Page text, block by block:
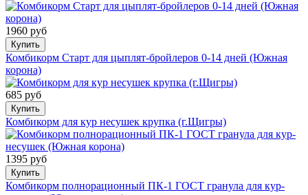
1960 руб
Купить
Комбикорм Старт для цыплят-бройлеров 0-14 дней (Южная
корона)
685 руб
Купить
Комбикорм для кур несушек крупка (г.Щигры)
1395 руб
Купить
Комбикорм полнорационный ПК-1 ГОСТ гранула для кур-